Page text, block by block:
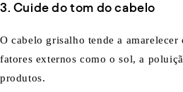
3. Cuide do tom do cabelo
O cabelo grisalho tende a
fatores externos como o sol, a
produtos.